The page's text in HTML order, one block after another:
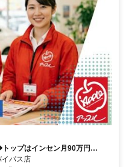
ップはインセン月90万円
なし◆
パス店